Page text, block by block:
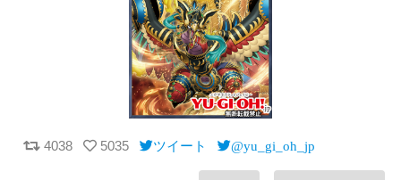
4038 5035 ツイート @yu_gi_oh_jp